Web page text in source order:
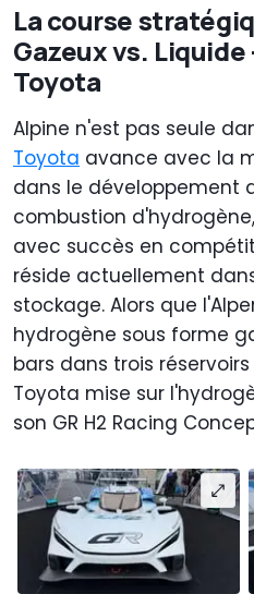
La course
Gazeux vs.
Toyota
Alpine n'est pas seule
Toyota avance avec la
dans le développement
combustion
avec succès en
réside actuellement
stockage. Alors que
hydrogène sous forme
bars dans trois
Toyota mise sur
son GR H2 Racing